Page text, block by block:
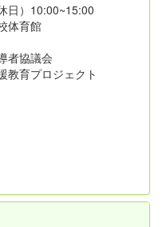
日）10:00~15:00
体育館
者協議会
育プロジェクト